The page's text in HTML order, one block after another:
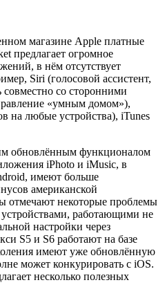
магазине Apple платные
предлагает огромное
в нём отсутствует
Siri (голосовой ассистент,
со сторонними
«умным домом»),
на любые устройства), iTunes
обновлённым функционалом
iPhoto и iMusic, в
имеют больше
американской
отмечают некоторые проблемы
работающими не
настройки через
S5 и S6 работают на базе
имеют уже обновлённую
может конкурировать с iOS.
несколько полезных